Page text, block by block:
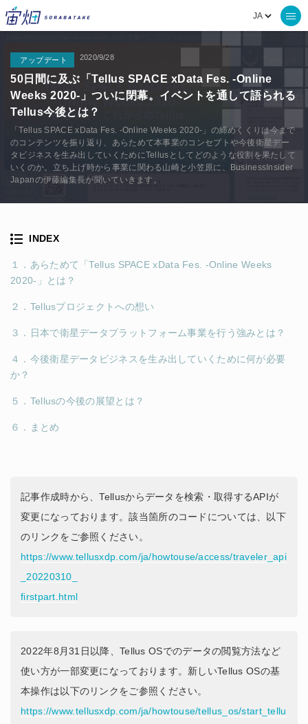
アップデート 2020/9/28
50日間に及ぶ「Tellus SPACE xData Fes. -Online
Weeks 2020-」ついに閉幕。イベントを通して語られる
Tellus今後とは？
「Tellus SPACE xData Fes. -Online Weeks 2020-」の締めくくりは今まで
のコンテンツを振り返り、あらためて本事業のコンセプトや今後衛星デー
タビジネスを生み出していくためにTellusとしてどのような役割を果たして
いくのか。立ち上げ時から事業に関わる山崎と小笠原に、BusinessInsider
Japanの伊藤編集長が聞いていきます。
記事作成時から、Tellusからデータを検索・取得するAPIが
変更になっております。該当箇所のコードについては、以下
のリンクをご参照ください。
https://www.tellusxdp.com/ja/howtouse/access/traveler_api
_20220310_
firstpart.html
2022年8月31日以降、Tellus OSでのデータの閲覧方法など
使い方が一部変更になっております。新しいTellus OSの基
本操作は以下のリンクをご参照ください。
https://www.tellusxdp.com/ja/howtouse/tellus_os/start_tellu
INDEX
１．あらためて「Tellus SPACE xData Fes. -Online Weeks
2020-」とは？
２．Tellusプロジェクトへの想い
３．日本で衛星データプラットフォーム事業を行う強みとは？
４．今後衛星データビジネスを生み出していくために何が必要
か？
５．Tellusの今後の展望とは？
６．まとめ